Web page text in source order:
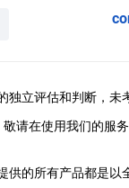
立评估和判断，未
请在使用我们的
的所有产品都是